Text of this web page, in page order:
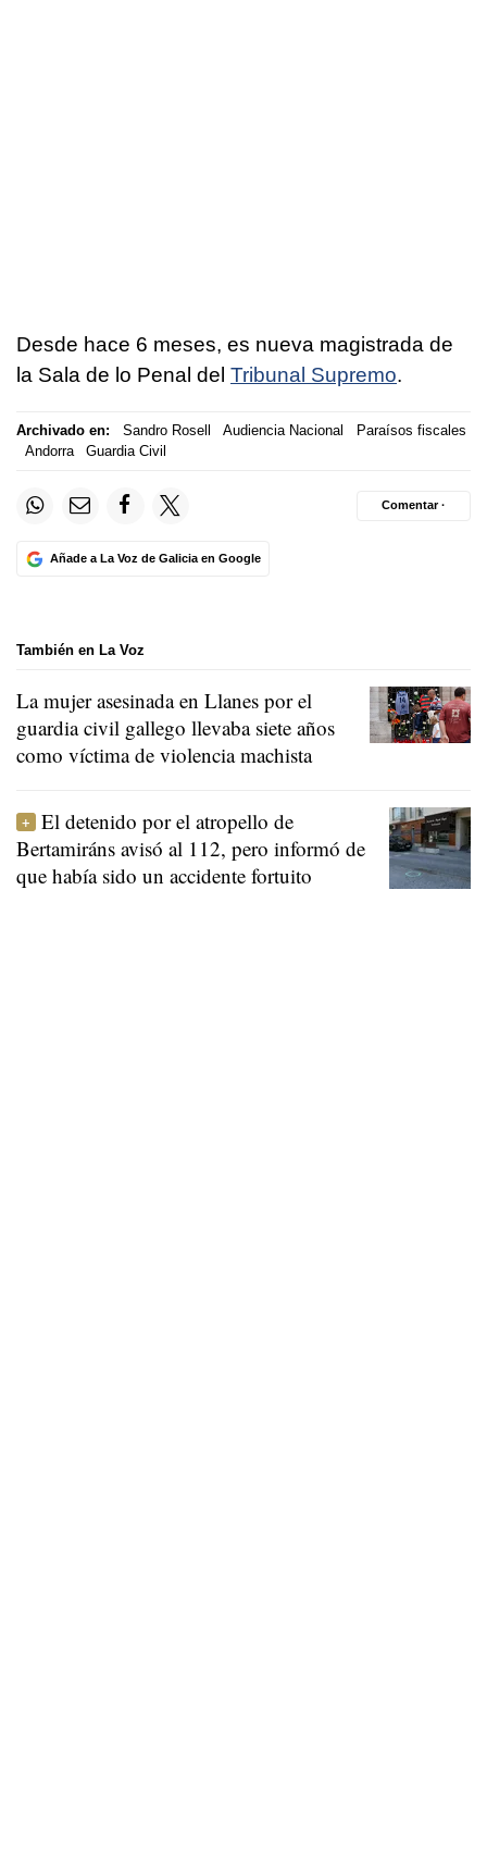
Desde hace 6 meses, es nueva magistrada de
la Sala de lo Penal del Tribunal Supremo.
Archivado en: Sandro Rosell Audiencia Nacional
Paraísos fiscales
Andorra
Guardia Civil
Añade a La Voz de Galicia en Google
Comentar ·
También en La Voz
La mujer asesinada en Llanes por el
guardia civil gallego llevaba siete años
como víctima de violencia machista
El detenido por el atropello de
Bertamiráns avisó al 112, pero informó de
que había sido un accidente fortuito